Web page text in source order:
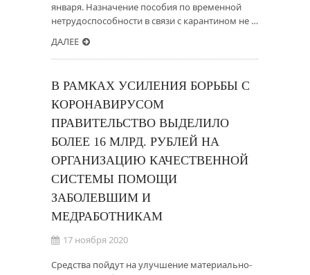
января. Назначение пособия по временной
нетрудоспособности в связи с карантином не …
ДАЛЕЕ
В РАМКАХ УСИЛЕНИЯ БОРЬБЫ С
КОРОНАВИРУСОМ
ПРАВИТЕЛЬСТВО ВЫДЕЛИЛО
БОЛЕЕ 16 МЛРД. РУБЛЕЙ НА
ОРГАНИЗАЦИЮ КАЧЕСТВЕННОЙ
СИСТЕМЫ ПОМОЩИ
ЗАБОЛЕВШИМ И
МЕДРАБОТНИКАМ
17 ноября 2020
Средства пойдут на улучшение материально-